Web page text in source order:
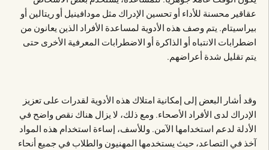
عقاقير محسنة للأداء أو تحسين الإدراك مثل مودافينيل أو ريتالين أو
بيراسيتام. يتم وصف هذه الأدوية لمساعدة الأفراد الذين يعانون من
اضطرابات الانتباه أو الذاكرة أو الاضطرابات المعرفية الأخرى حتى
يتم تقليل شدة أعراضهم.
وقد أشار البعض إلى إمكانية امتلاك هذه الأدوية لقدرات على تعزيز
الإدراك لدى الأفراد الأصحاء. ومع ذلك، لا يزال هناك نقص واضح في
الأدلة لدعم استخدامها الآمن. وللأسف، إساءة استخدام هذه المواد
آخذ في التصاعد، حيث يستخدمها المهنيون والطلاب في جميع أنحاء